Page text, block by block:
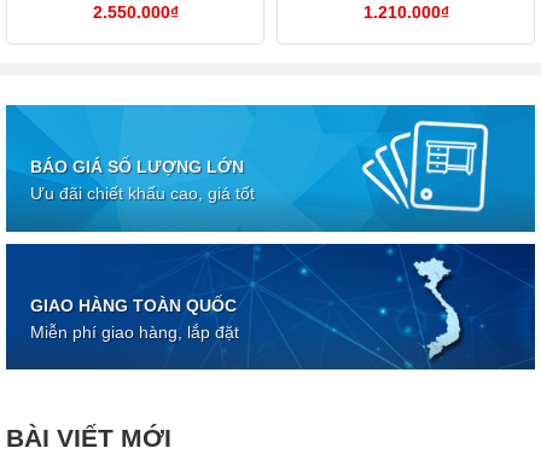
2.550.000₫ 1.210.000₫
BÁO GIÁ SỐ LƯỢNG LỚN
Ưu đãi chiết khấu cao, giá tốt
GIAO HÀNG TOÀN QUỐC
Miễn phí giao hàng, lắp đặt
BÀI VIẾT MỚI